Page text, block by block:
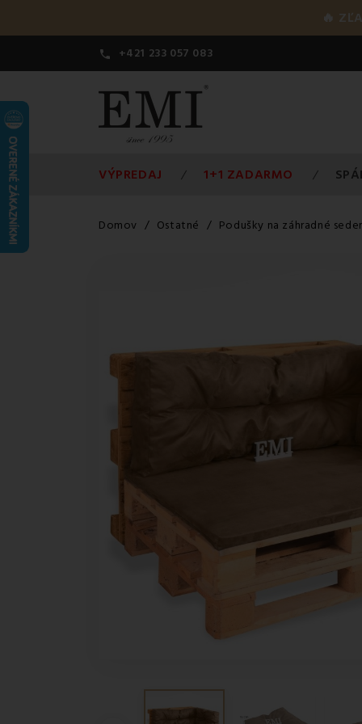
🔥
 +421 233 057 083
VÝPREDAJ 1+1 ZADARMO
Domov Ostatné Podušky na záhradné